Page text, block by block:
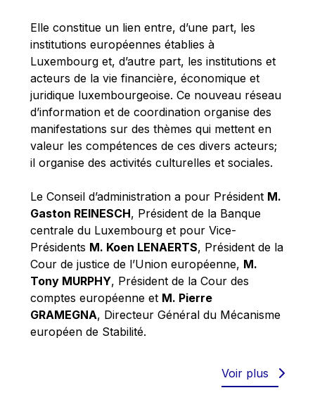
Michael Sohlman
Michel Goedert
Mireille Delmas-Marty
Nobuo Tanaka
Otmar Issing
Paolo Mengozzi
Paschal Donohoe
Pat Cox
Patrizia Nanz
Philippe Maystadt
Pierre Gramegna
Richard Pelly
Robert Goebbels
Robert REYNDERS
Elle constitue un lien entre, d’une part, les
institutions européennes établies à
Luxembourg et, d’autre part, les institutions et
acteurs de la vie financière, économique et
juridique luxembourgeoise. Ce nouveau réseau
d’information et de coordination organise des
manifestations sur des thèmes qui mettent en
valeur les compétences de ces divers acteurs;
il organise des activités culturelles et sociales.
Le Conseil d’administration a pour Président M.
Gaston REINESCH, Président de la Banque
centrale du Luxembourg et pour Vice-
Présidents M. Koen LENAERTS, Président de la
Cour de justice de l’Union européenne, M.
Tony MURPHY, Président de la Cour des
comptes européenne et M. Pierre
GRAMEGNA, Directeur Général du Mécanisme
européen de Stabilité.
Voir plus